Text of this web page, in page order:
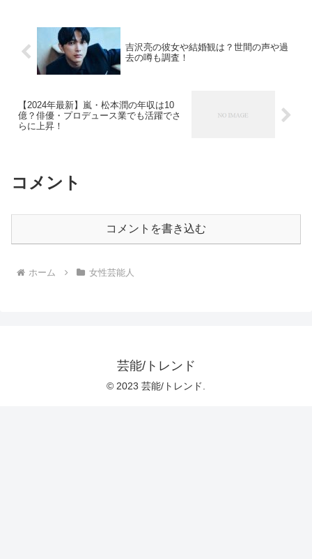
吉沢亮の彼女や結婚観は？世間の声や過
去の噂も調査！
【2024年最新】嵐・松本潤の年収は10
億？俳優・プロデュース業でも活躍でさ
らに上昇！
コメント
コメントを書き込む
ホーム 女性芸能人
芸能/トレンド
© 2023 芸能/トレンド.